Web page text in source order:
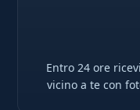
Entro 24 ore
vicino a te con